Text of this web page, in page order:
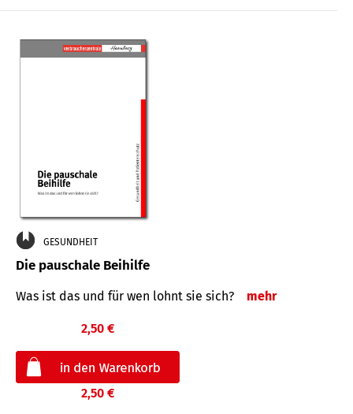
GESUNDHEIT
Die pauschale Beihilfe
Was ist das und für wen lohnt sie sich? mehr
2,50 €
2,50 €